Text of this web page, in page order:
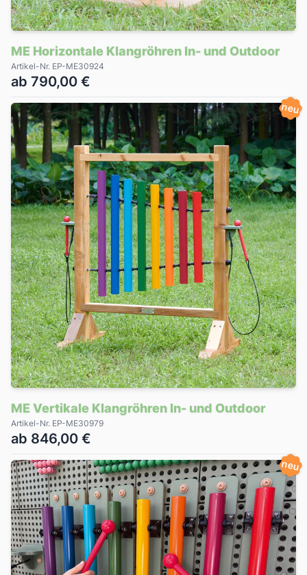
ME Horizontale Klangröhren In- und Outdoor
Artikel-Nr. EP-ME30924
ab 790,00 €
neu
ME Vertikale Klangröhren In- und Outdoor
Artikel-Nr. EP-ME30979
ab 846,00 €
neu